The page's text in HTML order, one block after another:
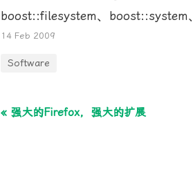
boost::filesystem、boost::system
14 Feb 2009
Software
« 强大的Firefox，强大的扩展